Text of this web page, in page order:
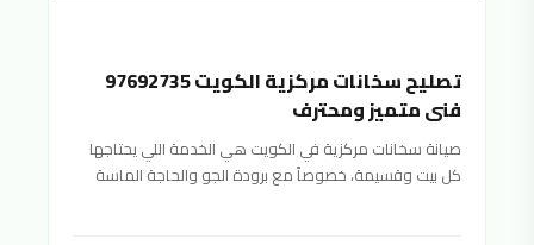
تصليح سخانات مركزية الكويت 97692735
فني متميز ومحترف
صيانة سخانات مركزية في الكويت هي الخدمة اللي يحتاجها
كل بيت وقسيمة، خصوصاً مع برودة الجو والحاجة الماسة